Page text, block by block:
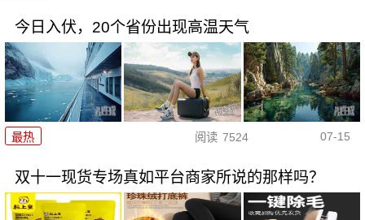
今日入伏，20个省份出现高温天气
最热 阅读 7524 07-15
双十一现货专场真如平台商家所说的那样吗？